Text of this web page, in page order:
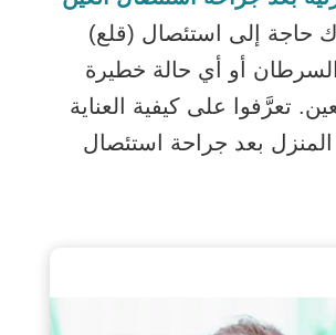
حاجة إلى استئصال (قلع)
السرطان أو أي حالة خطيرة
تعرَّفوا على كيفية العناية
بعد جراحة استئصال